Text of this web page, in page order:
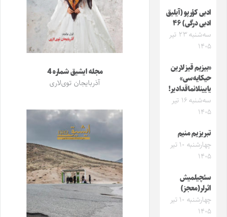
ادبی کؤرپو (آیلیق
ادبی درگی) ۴۶
سه‌شنبه ۲۳ تیر
۱۴۰۵
«بیزیم قیزلارین
حیکایه‌سی»
یایینلانماقدادیر!
سه‌شنبه ۱۶ تیر
۱۴۰۵
تبریزیم منیم
چهارشنبه ۱۰ تیر
۱۴۰۵
سئچیلمیش
اثرلر(معجز)
چهارشنبه ۱۰ تیر
۱۴۰۵
مجله ایشیق شماره 4
آذربایجان توی‌لاری